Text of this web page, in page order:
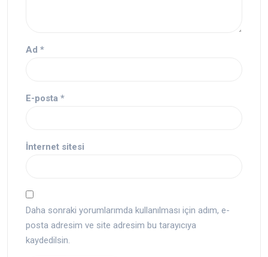
Ad *
E-posta *
İnternet sitesi
Daha sonraki yorumlarımda kullanılması için adım, e-
posta adresim ve site adresim bu tarayıcıya
kaydedilsin.